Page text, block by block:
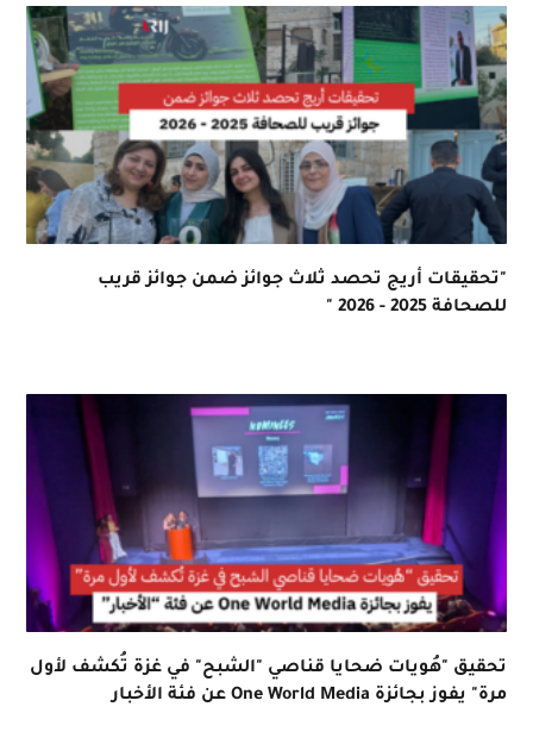
"تحقيقات أريج تحصد ثلاث جوائز ضمن جوائز قريب
للصحافة 2025 - 2026 "
تحقيق "هُويات ضحايا قناصي "الشبح" في غزة تُكشف لأول
مرة" يفوز بجائزة One World Media عن فئة الأخبار